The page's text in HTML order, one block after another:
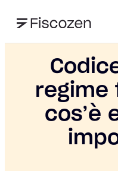
regime
cos’è